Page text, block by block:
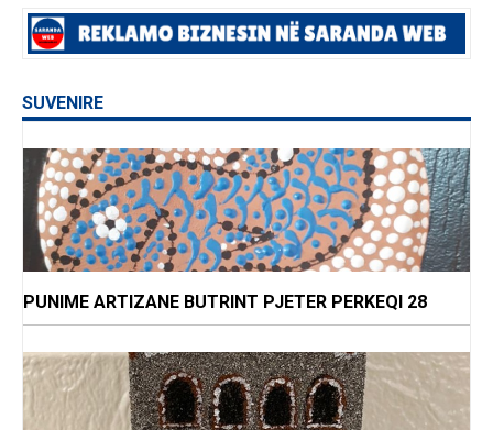
SUVENIRE
PUNIME ARTIZANE BUTRINT PJETER PERKEQI 28